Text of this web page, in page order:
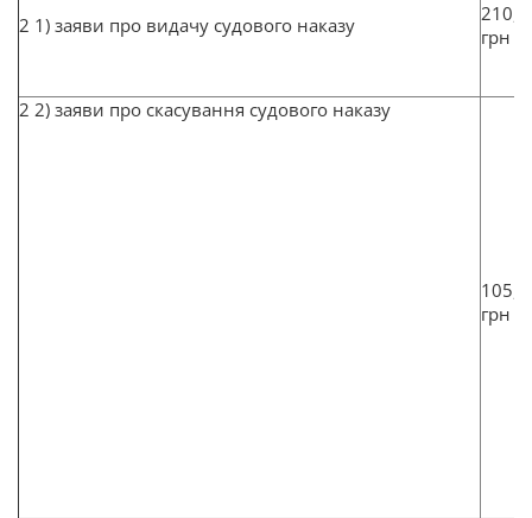
2 1) заяви про видачу судового наказу
грн
2 2) заяви про скасування судового наказу
грн